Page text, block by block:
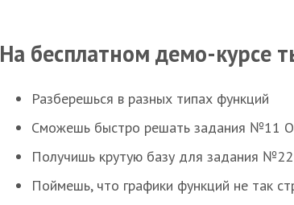
На бесплатном демо-курсе
Разберешься в разных типах функций
Сможешь быстро решать задания №11
Получишь крутую базу для задания
Поймешь, что графики функций не так